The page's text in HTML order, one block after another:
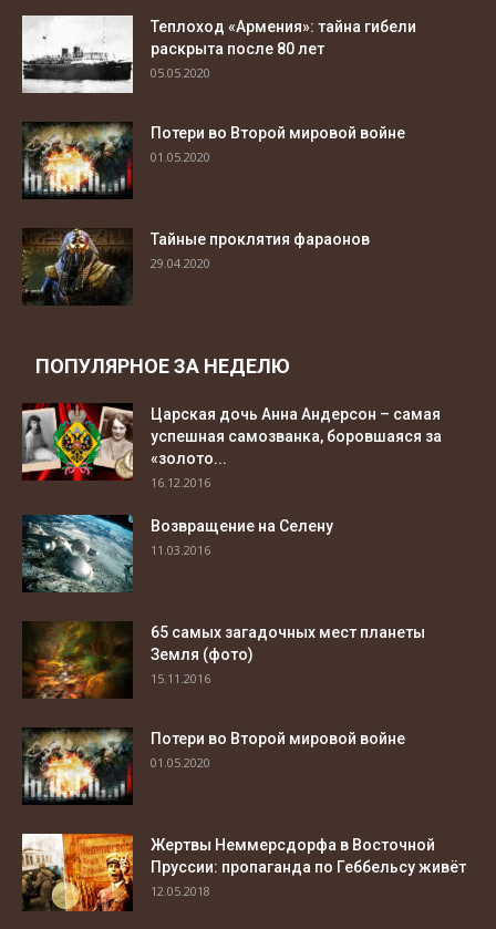
Теплоход «Армения»: тайна гибели
раскрыта после 80 лет
05.05.2020
Потери во Второй мировой войне
01.05.2020
Тайные проклятия фараонов
29.04.2020
ПОПУЛЯРНОЕ ЗА НЕДЕЛЮ
Царская дочь Анна Андерсон – самая
успешная самозванка, боровшаяся за
«золото...
16.12.2016
Возвращение на Селену
11.03.2016
65 самых загадочных мест планеты
Земля (фото)
15.11.2016
Потери во Второй мировой войне
01.05.2020
Жертвы Неммерсдорфа в Восточной
Пруссии: пропаганда по Геббельсу живёт
12.05.2018